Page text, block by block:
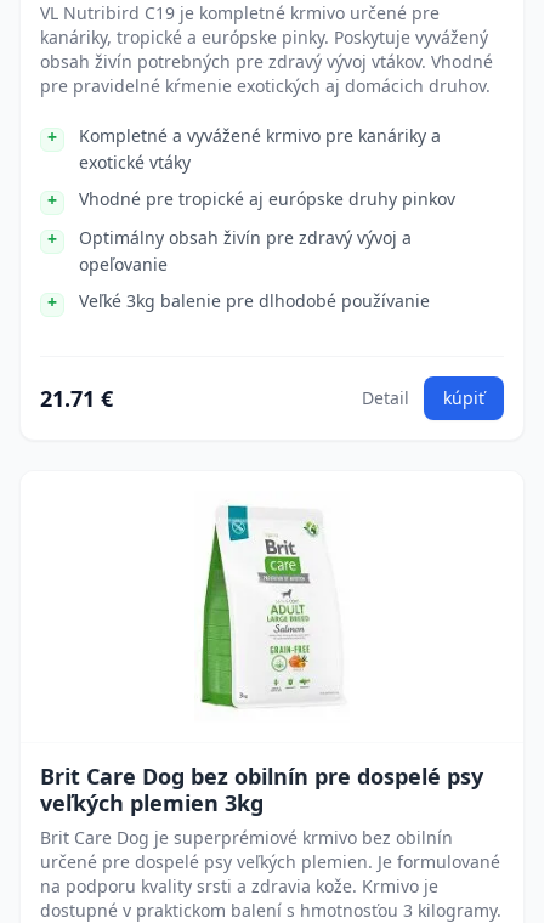
VL Nutribird C19 je kompletné krmivo určené pre
kanáriky, tropické a európske pinky. Poskytuje vyvážený
obsah živín potrebných pre zdravý vývoj vtákov. Vhodné
pre pravidelné kŕmenie exotických aj domácich druhov.
Kompletné a vyvážené krmivo pre kanáriky a
exotické vtáky
Vhodné pre tropické aj európske druhy pinkov
Optimálny obsah živín pre zdravý vývoj a
opeľovanie
Veľké 3kg balenie pre dlhodobé používanie
21.71 € Detail kúpiť
Brit Care Dog bez obilnín pre dospelé psy
veľkých plemien 3kg
Brit Care Dog je superprémiové krmivo bez obilnín
určené pre dospelé psy veľkých plemien. Je formulované
na podporu kvality srsti a zdravia kože. Krmivo je
dostupné v praktickom balení s hmotnosťou 3 kilogramy.